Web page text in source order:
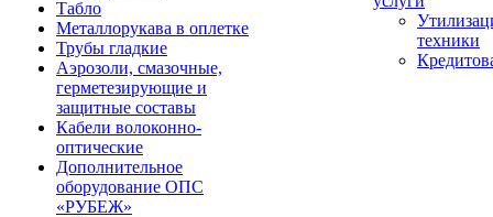
Табло
Металлорукава в оплетке
Трубы гладкие
Аэрозоли, смазочные,
герметезирующие и
защитные составы
Кабели волоконно-
оптические
Дополнительное
оборудование ОПС
«РУБЕЖ»
техники